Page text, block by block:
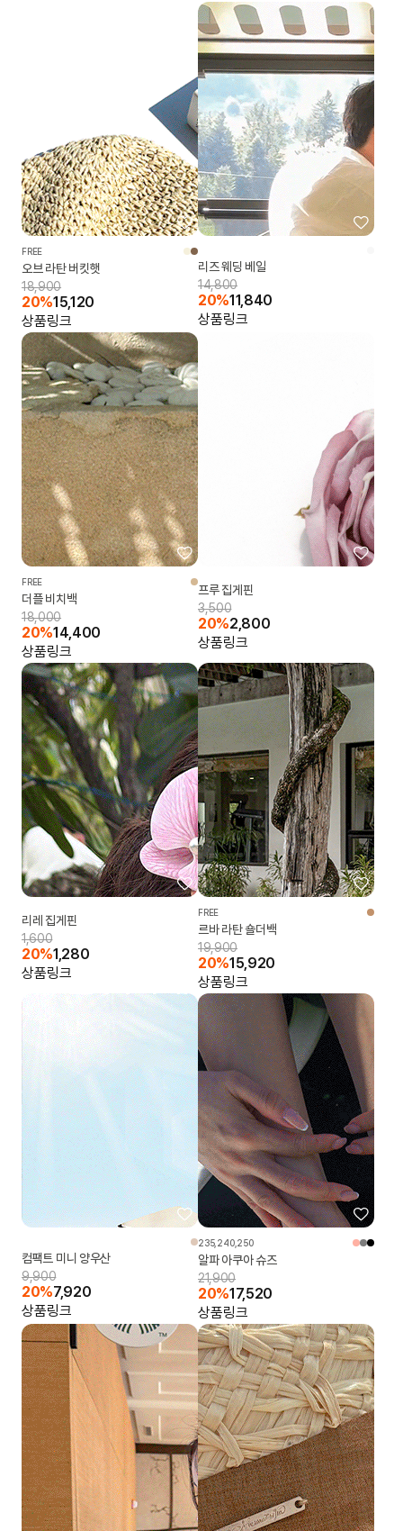
FREE
오브 라탄 버킷햇
18,900
20%15,120
상품링크
리즈 웨딩 베일
14,800
20%11,840
상품링크
FREE
더플 비치백
18,000
20%14,400
상품링크
프루 집게핀
3,500
20%2,800
상품링크
리레 집게핀
1,600
20%1,280
상품링크
FREE
르바 라탄 숄더백
19,900
20%15,920
상품링크
컴팩트 미니 양우산
9,900
20%7,920
상품링크
235,240,250
알파 아쿠아 슈즈
21,900
20%17,520
상품링크